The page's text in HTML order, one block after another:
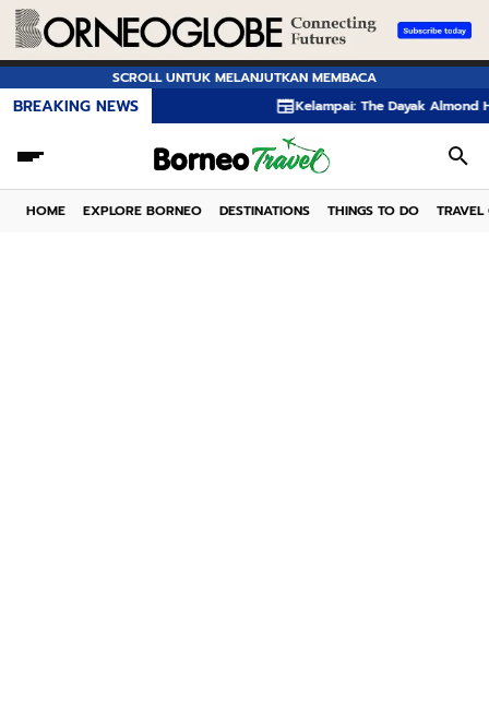
SCROLL UNTUK MELANJUTKAN MEMBACA
BREAKING NEWS Kelampai: The Dayak Almond Hidden in
HOME EXPLORE BORNEO DESTINATIONS THINGS TO DO TRAVEL